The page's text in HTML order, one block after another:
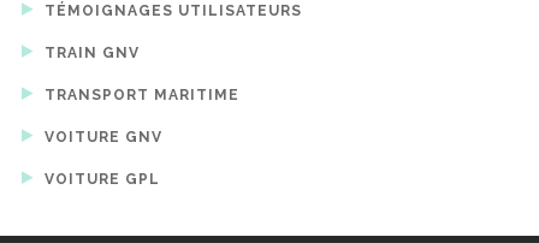
TÉMOIGNAGES UTILISATEURS
TRAIN GNV
TRANSPORT MARITIME
VOITURE GNV
VOITURE GPL